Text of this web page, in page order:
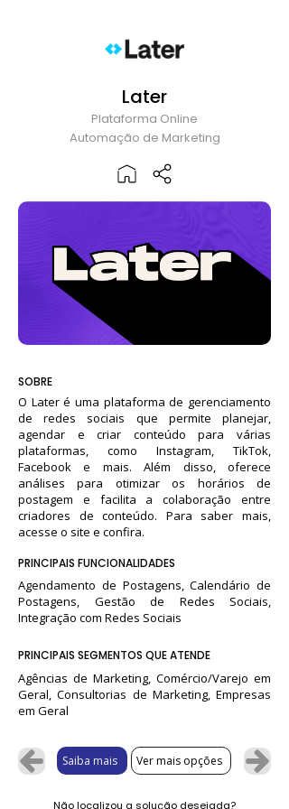
Later
Plataforma Online
Automação de Marketing
SOBRE
O Later é uma plataforma de gerenciamento
de redes sociais que permite planejar,
agendar e criar conteúdo para várias
plataformas, como Instagram, TikTok,
Facebook e mais. Além disso, oferece
análises para otimizar os horários de
postagem e facilita a colaboração entre
criadores de conteúdo. Para saber mais,
acesse o site e confira.
PRINCIPAIS FUNCIONALIDADES
Agendamento de Postagens, Calendário de
Postagens, Gestão de Redes Sociais,
Integração com Redes Sociais
PRINCIPAIS SEGMENTOS QUE ATENDE
Agências de Marketing, Comércio/Varejo em
Geral, Consultorias de Marketing, Empresas
em Geral
Saiba mais Ver mais opções
Não localizou a solução desejada?